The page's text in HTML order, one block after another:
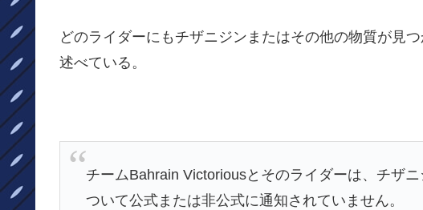
どのライダーにもチザニジンまたはその他の物質が見
述べている。
チームBahrain Victoriousとそのライダーは、チザ
ついて公式または非公式に通知されていません。